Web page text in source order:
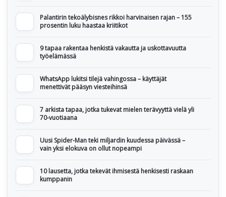
Palantirin tekoälybisnes rikkoi harvinaisen rajan – 155
prosentin luku haastaa kriitikot
9 tapaa rakentaa henkistä vakautta ja uskottavuutta
työelämässä
WhatsApp lukitsi tilejä vahingossa – käyttäjät
menettivät pääsyn viesteihinsä
7 arkista tapaa, jotka tukevat mielen terävyyttä vielä yli
70-vuotiaana
Uusi Spider-Man teki miljardin kuudessa päivässä –
vain yksi elokuva on ollut nopeampi
10 lausetta, jotka tekevät ihmisestä henkisesti raskaan
kumppanin